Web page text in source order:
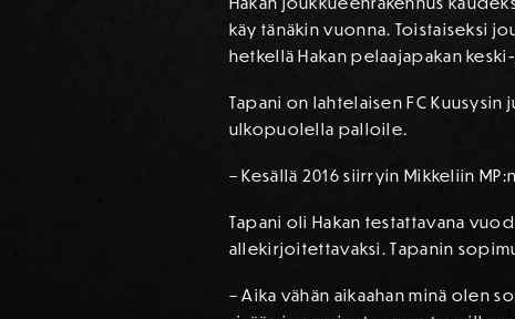
käy tänäkin vuonna. Toistaiseksi
hetkellä Hakan pelaajapakan
Tapani on lahtelaisen FC
ulkopuolella palloile.
– Kesällä 2016 siirryin Mikkeliin
Tapani oli Hakan testattavana
allekirjoitettavaksi. Tapanin
– Aika vähän aikaahan minä olen